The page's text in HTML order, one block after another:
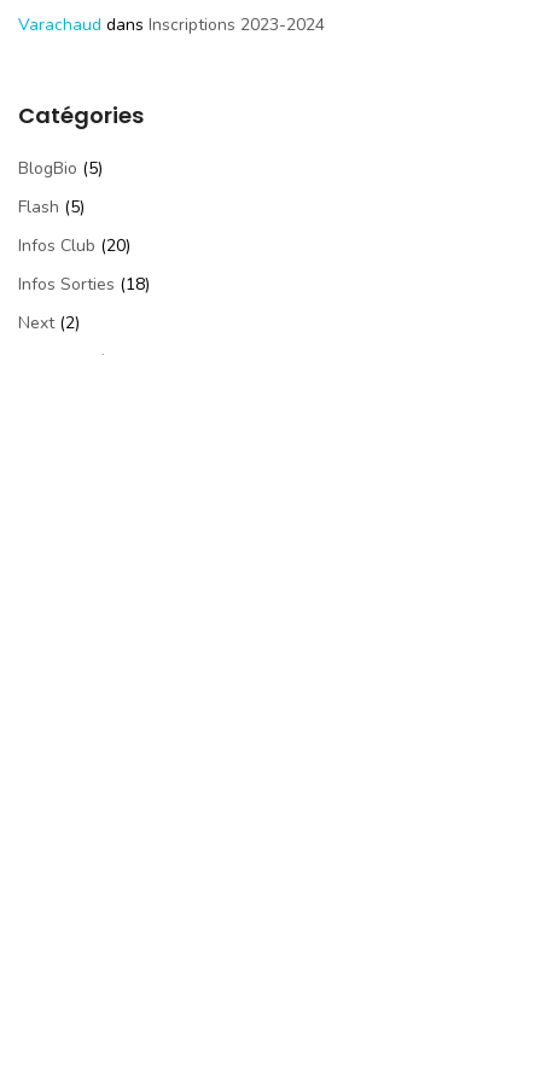
Varachaud dans Inscriptions 2023-2024
Catégories
BlogBio (5)
Flash (5)
Infos Club (20)
Infos Sorties (18)
Next(2)
Non Classé